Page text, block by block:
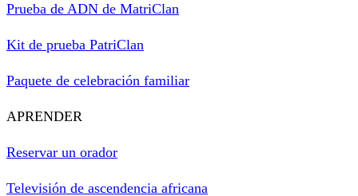
Prueba de ADN de MatriClan
Kit de prueba PatriClan
Paquete de celebración familiar
APRENDER
Reservar un orador
Televisión de ascendencia africana